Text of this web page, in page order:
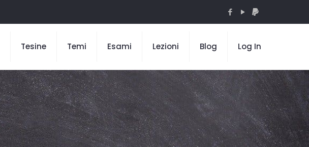
Tesine Temi Esami Lezioni Blog Log In